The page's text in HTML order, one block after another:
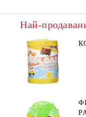
Най-